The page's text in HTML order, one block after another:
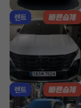
렌트
렌트